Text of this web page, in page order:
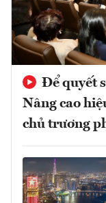
Để quyết
Nâng cao
chủ trương